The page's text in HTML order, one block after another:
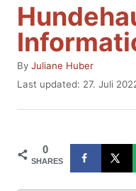
By A
u
h
Juliane Huber
P
s
d
n
Last updated: 27. Juli
0
SHARES